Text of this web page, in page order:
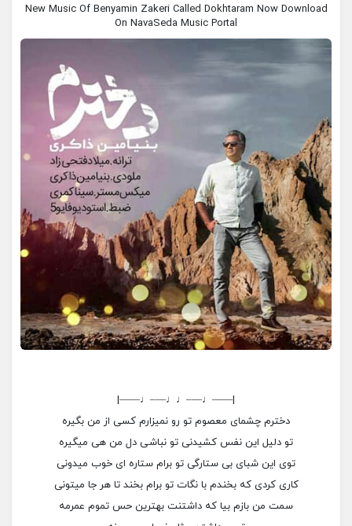
New Music Of Benyamin Zakeri Called Dokhtaram Now Download
On NavaSeda Music Portal
|——♩—–♩♩—–♩——|
دخترم چشمای معصوم تو رو نمیزارم کسی از من بگیره
تو دلیل این نفس کشیدنی تو نباشی دل من هی میگیره
توی این شبای بی ستارگی تو برام ستاره ای خوب میدونی
کاری کردی که بخندم با نگات تو برام بخند تا هر جا میتونی
سمت من بازم بیا که داشتنت بهترین حس تموم عمرمه